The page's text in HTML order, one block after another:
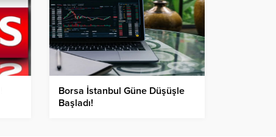
Borsa İstanbul Güne Düşüşle
Başladı!